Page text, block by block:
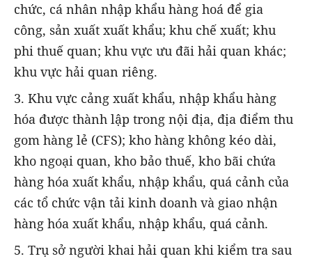
chức, cá nhân nhập khẩu hàng hoá để gia
công, sản xuất xuất khẩu; khu chế xuất; khu
phi thuế quan; khu vực ưu đãi hải quan khác;
khu vực hải quan riêng.
3. Khu vực cảng xuất khẩu, nhập khẩu hàng
hóa được thành lập trong nội địa, địa điểm thu
gom hàng lẻ (CFS); kho hàng không kéo dài,
kho ngoại quan, kho bảo thuế, kho bãi chứa
hàng hóa xuất khẩu, nhập khẩu, quá cảnh của
các tổ chức vận tải kinh doanh và giao nhận
hàng hóa xuất khẩu, nhập khẩu, quá cảnh.
5. Trụ sở người khai hải quan khi kiểm tra sau